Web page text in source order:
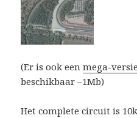
(Er is ook eenmega-
beschikbaar –1Mb)
Het complete circuit is